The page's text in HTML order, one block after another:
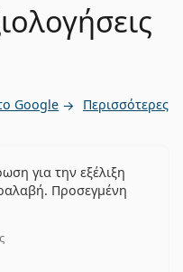
Google Περισσότερες
για την εξέλιξη
Προσεγμένη
από 5